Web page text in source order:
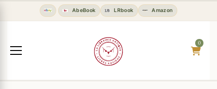
AbeBook LRbook Amazon
0